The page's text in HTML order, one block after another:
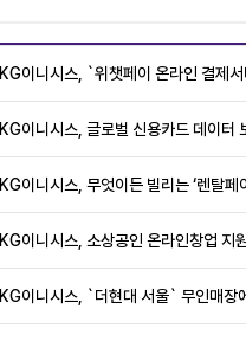
KG이니시스, `위챗페이 온라인 결제
KG이니시스, 글로벌 신용카드 데이터
KG이니시스, 무엇이든 빌리는 ‘렌탈페
KG이니시스, 소상공인 온라인창업 지
KG이니시스, `더현대 서울` 무인매장